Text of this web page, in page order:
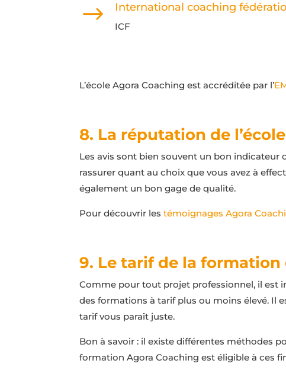
$ International coaching
ICF
L’école Agora Coaching est accréditée par l’
8. La réputation de
Les avis sont bien souvent un bon indicateur
rassurer quant au choix que vous avez à
également un bon gage de qualité.
Pour découvrir lestémoignages Agora
9. Le tarif de la
Comme pour tout projet professionnel, il est
des formations à tarif plus ou moins élevé. Il
tarif vous paraît juste.
Bon à savoir : il existe différentes méthodes
formation Agora Coaching est éligible à ces